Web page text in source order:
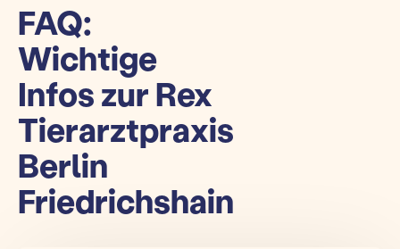
FAQ:
Wichtige
Infos zur Rex
Tierarztpraxis
Berlin
Friedrichshain